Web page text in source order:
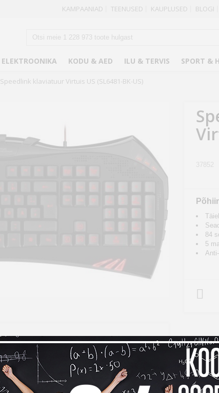
KAMPAANIAD TEENUSED KAUPLUSED BLOGI
ELEKTROONIKA KODU & AED ILU & TERVIS SPORT &
Speedlink klaviatuur Virtuis US (SL6481-BK-US)
37852
84
5